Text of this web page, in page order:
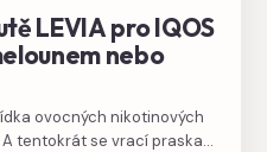
LEVIA pro IQOS
nebo
ovocných nikotinových
A tentokrát se vrací praskací